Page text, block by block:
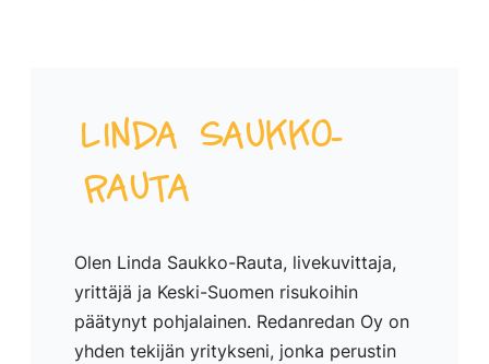
Linda Saukko-
Rauta
Olen Linda Saukko-Rauta, livekuvittaja,
yrittäjä ja Keski-Suomen risukoihin
päätynyt pohjalainen. Redanredan Oy on
yhden tekijän yritykseni, jonka perustin